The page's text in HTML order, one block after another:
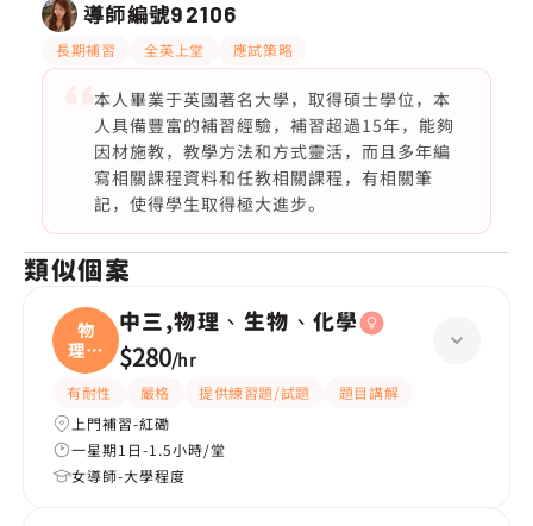
導師編號92106
長期補習 全英上堂 應試策略
本人畢業于英國著名大學，取得碩士學位，本
人具備豐富的補習經驗，補習超過15年，能夠
因材施教，教學方法和方式靈活，而且多年編
寫相關課程資料和任教相關課程，有相關筆
記，使得學生取得極大進步。
類似個案
物
理、
生物
中三,物理、生物、化學
$280/hr
有耐性 嚴格 提供練習題/試題
題目講解
上門補習-紅磡
一星期1日-1.5小時/堂
女導師-大學程度